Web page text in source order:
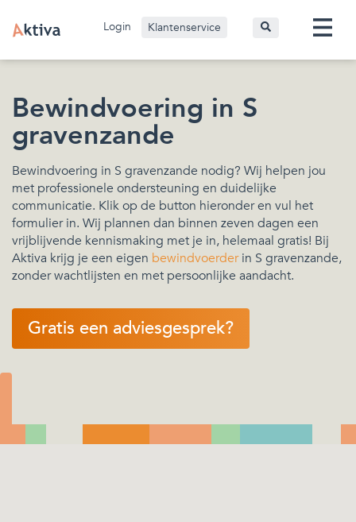
Login Klantenservice
Bewindvoering in S
gravenzande
Bewindvoering in S gravenzande nodig? Wij helpen jou
met professionele ondersteuning en duidelijke
communicatie. Klik op de button hieronder en vul het
formulier in. Wij plannen dan binnen zeven dagen een
vrijblijvende kennismaking met je in, helemaal gratis! Bij
Aktiva krijg je een eigen bewindvoerderin S gravenzande,
zonder wachtlijsten en met persoonlijke aandacht.
Gratis een adviesgesprek?